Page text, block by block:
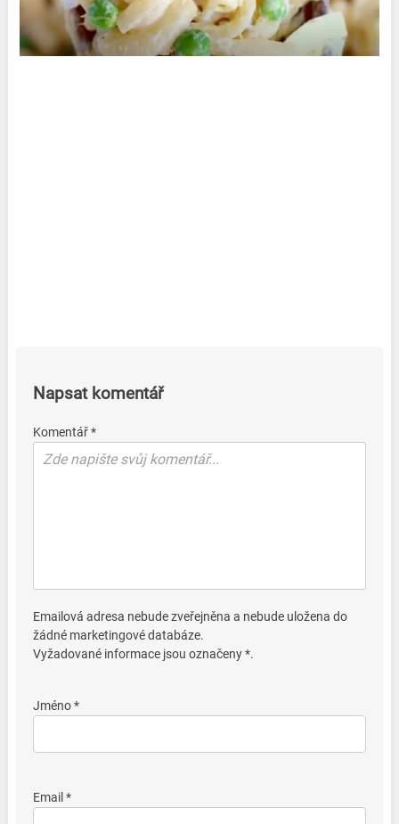
Napsat komentář
Komentář *
Emailová adresa nebude zveřejněna a nebude uložena do
žádné marketingové databáze.
Vyžadované informace jsou označeny *.
Jméno *
Email *